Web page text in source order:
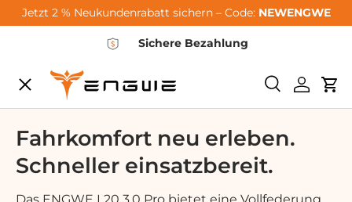
Vai al contenuto
Jetzt 2 % Neukundenrabatt sichern – Code: NEWENGWE
Sichere Bezahlung
Login
Menu
City-Sale
E-Bikes
Fahrkomfort neu erleben.
Schneller einsatzbereit.